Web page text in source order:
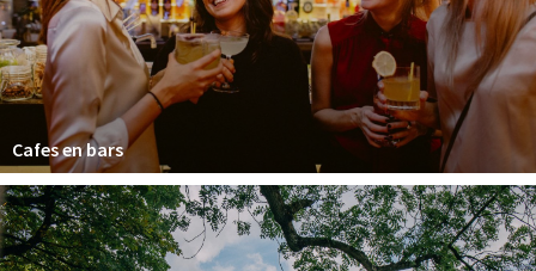
Privacy
Inloggen
Cafes en bars